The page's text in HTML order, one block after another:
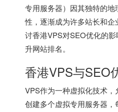
专用服务器）因其独特的
性，逐渐成为许多站长和
讨香港VPS对SEO优化的
升网站排名。
香港VPS与SEO
VPS作为一种虚拟化技术
创建多个虚拟专用服务器